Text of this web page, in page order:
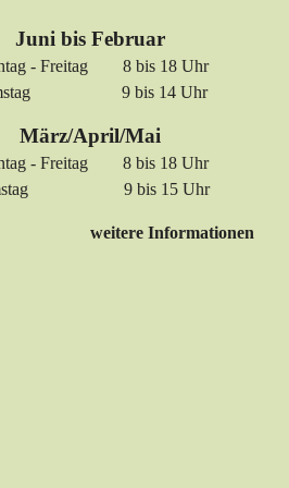
Juni bis Februar
- Freitag 8 bis 18 Uhr
9 bis 14 Uhr
März/April/Mai
- Freitag 8 bis 18 Uhr
9 bis 15 Uhr
weitere Informationen